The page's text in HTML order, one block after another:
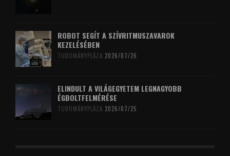
ROBOT SEGÍT A SZÍVRITMUSZAVAROK
KEZELÉSÉBEN
TUDOMÁNYPLÁZA 2026/07/26
ELINDULT A VILÁGEGYETEM LEGNAGYOBB
ÉGBOLTFELMÉRÉSE
TUDOMÁNYPLÁZA 2026/07/25